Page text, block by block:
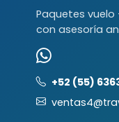
Paquetes vuelo
con asesoría
+52 (55)